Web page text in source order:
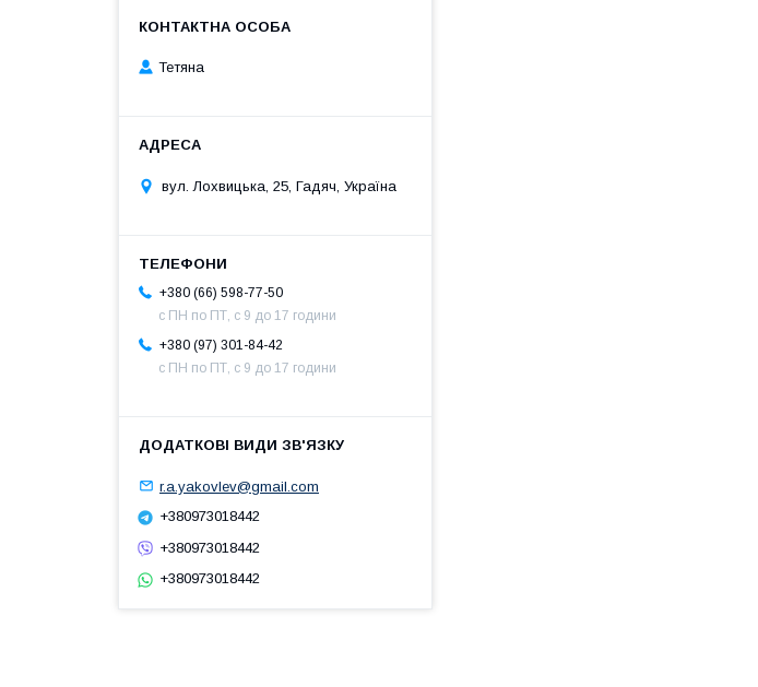
Тетяна
вул. Лохвицька, 25, Гадяч, Україна
+380 (66) 598-77-50
с ПН по ПТ, с 9 до 17 години
+380 (97) 301-84-42
с ПН по ПТ, с 9 до 17 години
r.a.yakovlev@gmail.com
+380973018442
+380973018442
+380973018442